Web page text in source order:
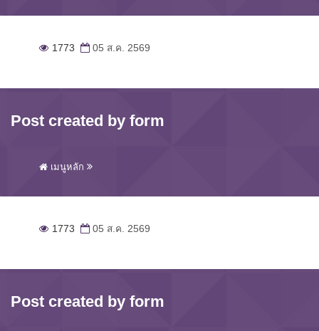
1773 05 ส.ค. 2569
Post created by form
เมนูหลัก
1773 05 ส.ค. 2569
Post created by form